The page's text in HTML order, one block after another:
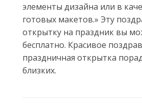
элементы дизайна или в
готовых макетов.» Эту
открытку на праздник вы
бесплатно. Красивое
праздничная открытка
близких.